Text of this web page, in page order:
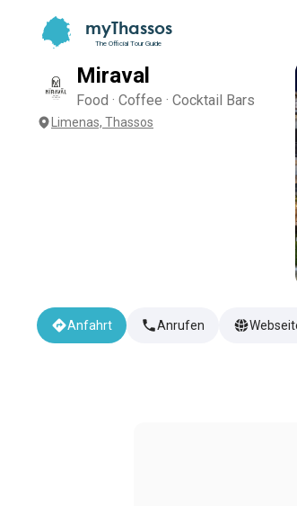
myThassos
The Official Tour Guide
Miraval
Food · Coffee · Cocktail Bars
Limenas, Thassos
Anfahrt Anrufen